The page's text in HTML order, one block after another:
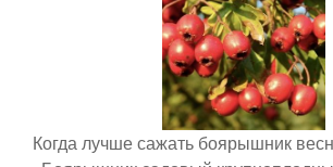
Когда лучше сажать боярышник